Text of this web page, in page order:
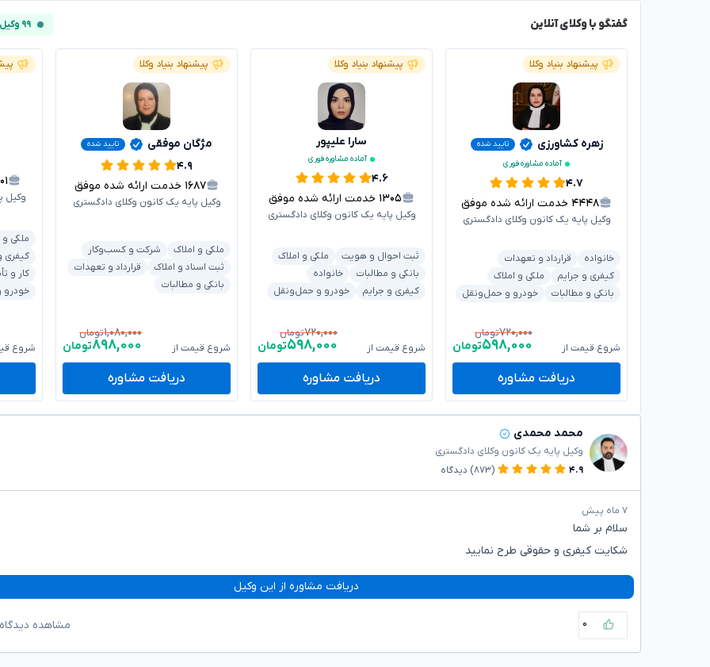
گفتگو با وکلای آنلاین ۹۹ وکیل آنلاین
پیشنهاد بنیاد وکلا
زهره کشاورزی
تایید شده
آماده مشاوره فوری
۴.۷
۴۴۴۸ خدمت ارائه شده موفق
وکیل پایه یک کانون وکلای دادگستری
خانواده
قرارداد و تعهدات
کیفری و جرایم
ملکی و املاک
بانکی و مطالبات
خودرو و حمل‌ونقل
شروع قیمت از
۷۲۰,۰۰۰تومان
۵۹۸,۰۰۰تومان
دریافت مشاوره
پیشنهاد بنیاد وکلا
سارا علیپور
آماده مشاوره فوری
۴.۶
۱۳۰۵ خدمت ارائه شده موفق
وکیل پایه یک کانون وکلای دادگستری
ثبت احوال و هویت
ملکی و املاک
بانکی و مطالبات
خانواده
کیفری و جرایم
خودرو و حمل‌ونقل
شروع قیمت از
۷۲۰,۰۰۰تومان
۵۹۸,۰۰۰تومان
دریافت مشاوره
پیشنهاد بنیاد وکلا
مژگان موفقی تایید شده
۴.۹
۱۶۸۷ خدمت ارائه شده موفق
وکیل پایه یک کانون وکلای دادگستری
ملکی و املاک
شرکت و کسب‌وکار
ثبت اسناد و املاک
قرارداد و تعهدات
بانکی و مطالبات
شروع قیمت از
۱,۰۸۰,۰۰۰تومان
۸۹۸,۰۰۰تومان
دریافت مشاوره
وکیل
ملکی و
کیفری
کار و
خودرو
شروع
محمد محمدی
وکیل پایه یک کانون وکلای دادگستری
۴.۹
(۸۷۳) دیدگاه
۷ ماه پیش
سلام بر شما
شکایت کیفری و حقوقی طرح نمایید
دریافت مشاوره از این وکیل
۰ مشاهده